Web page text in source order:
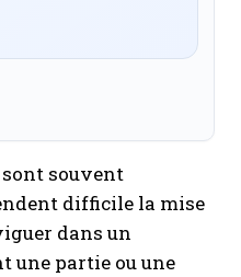
souvent
difficile la mise
dans un
une partie ou une